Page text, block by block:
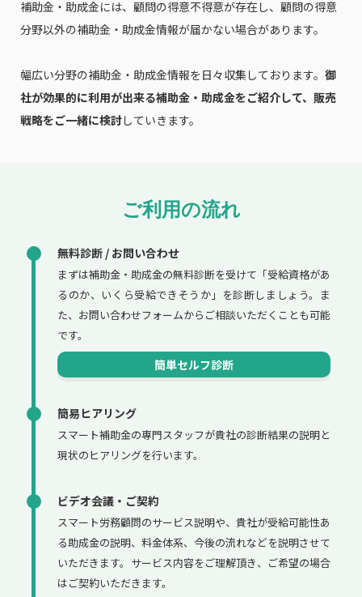
補助金・助成金には、顧問の得意不得意が存在し、顧問の得意
分野以外の補助金・助成金情報が届かない場合があります。
幅広い分野の補助金・助成金情報を日々収集しております。 御
社が効果的に利用が出来る補助金・助成金をご紹介して、販売
戦略をご一緒に検討していきます。
ご利用の流れ
無料診断 / お問い合わせ
まずは補助金・助成金の無料診断を受けて「受給資格があ
るのか、いくら受給できそうか」を診断しましょう。ま
た、お問い合わせフォームからご相談いただくことも可能
です。
簡単セルフ診断
簡易ヒアリング
スマート補助金の専門スタッフが貴社の診断結果の説明と
現状のヒアリングを行います。
ビデオ会議・ご契約
スマート労務顧問のサービス説明や、貴社が受給可能性あ
る助成金の説明、料金体系、今後の流れなどを説明させて
いただきます。サービス内容をご理解頂き、ご希望の場合
はご契約いただきます。